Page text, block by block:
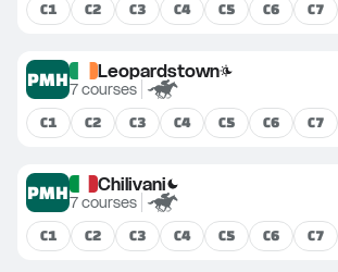
C1 C2 C3 C4 C5 C6 C7
PMH Leopardstown
7courses
C1 C2 C3 C4 C5 C6 C7
PMH Chilivani
7courses
C1 C2 C3 C4 C5 C6 C7